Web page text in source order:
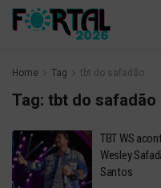
Home Tag tbt do safadão
Tag: tbt do safadão
TBT WS
Wesley
Santos